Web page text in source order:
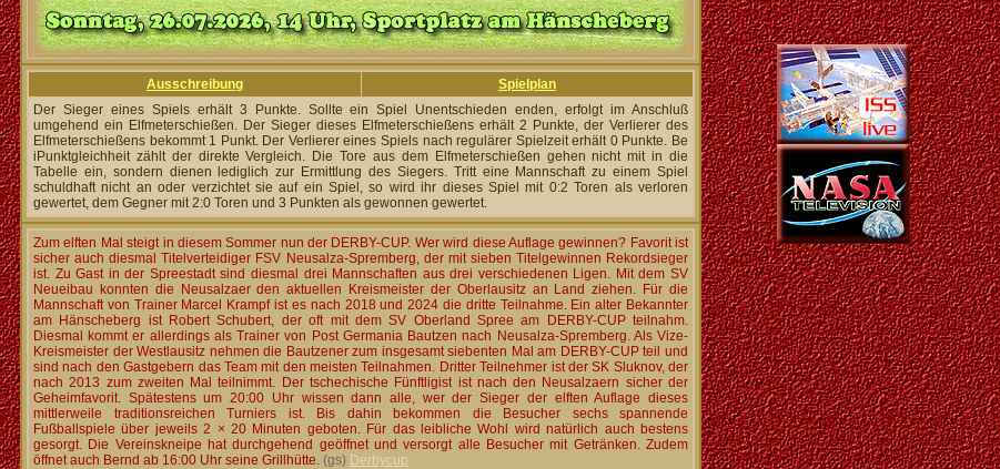
Ausschreibung
Spielplan
Der Sieger eines Spiels erhält 3 Punkte. Sollte ein Spiel Unentschieden enden, erfolgt im Anschluß
umgehend ein Elfmeterschießen. Der Sieger dieses Elfmeterschießens erhält 2 Punkte, der Verlierer des
Elfmeterschießens bekommt 1 Punkt. Der Verlierer eines Spiels nach regulärer Spielzeit erhält 0 Punkte. Be
iPunktgleichheit zählt der direkte Vergleich. Die Tore aus dem Elfmeterschießen gehen nicht mit in die
Tabelle ein, sondern dienen lediglich zur Ermittlung des Siegers. Tritt eine Mannschaft zu einem Spiel
schuldhaft nicht an oder verzichtet sie auf ein Spiel, so wird ihr dieses Spiel mit 0:2 Toren als verloren
gewertet, dem Gegner mit 2:0 Toren und 3 Punkten als gewonnen gewertet.
Zum elften Mal steigt in diesem Sommer nun der DERBY-CUP. Wer wird diese Auflage gewinnen? Favorit ist
sicher auch diesmal Titelverteidiger FSV Neusalza-Spremberg, der mit sieben Titelgewinnen Rekordsieger
ist. Zu Gast in der Spreestadt sind diesmal drei Mannschaften aus drei verschiedenen Ligen. Mit dem SV
Neueibau konnten die Neusalzaer den aktuellen Kreismeister der Oberlausitz an Land ziehen. Für die
Mannschaft von Trainer Marcel Krampf ist es nach 2018 und 2024 die dritte Teilnahme. Ein alter Bekannter
am Hänscheberg ist Robert Schubert, der oft mit dem SV Oberland Spree am DERBY-CUP teilnahm.
Diesmal kommt er allerdings als Trainer von Post Germania Bautzen nach Neusalza-Spremberg. Als Vize-
Kreismeister der Westlausitz nehmen die Bautzener zum insgesamt siebenten Mal am DERBY-CUP teil und
sind nach den Gastgebern das Team mit den meisten Teilnahmen. Dritter Teilnehmer ist der SK Sluknov, der
nach 2013 zum zweiten Mal teilnimmt. Der tschechische Fünftligist ist nach den Neusalzaern sicher der
Geheimfavorit. Spätestens um 20:00 Uhr wissen dann alle, wer der Sieger der elften Auflage dieses
mittlerweile traditionsreichen Turniers ist. Bis dahin bekommen die Besucher sechs spannende
Fußballspiele über jeweils 2 × 20 Minuten geboten. Für das leibliche Wohl wird natürlich auch bestens
gesorgt. Die Vereinskneipe hat durchgehend geöffnet und versorgt alle Besucher mit Getränken. Zudem
öffnet auch Bernd ab 16:00 Uhr seine Grillhütte. (gs) Derbycup